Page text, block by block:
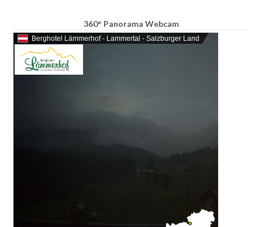
360° Panorama Webcam
Berghotel Lämmerhof - Lammertal - Salzburger Land